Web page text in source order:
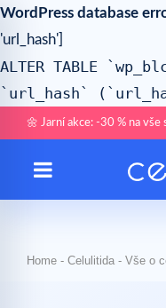
WordPress database
'url_hash']
ALTER TABLE
`url_hash`
🌼 Jarní akce: -30 % na
Home - Celulitida - Vše o